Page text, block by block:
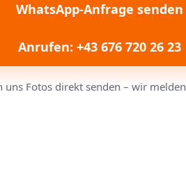
WhatsApp-Anfrage senden
Anrufen: +43 676 720 26 23
uns Fotos direkt senden – wir